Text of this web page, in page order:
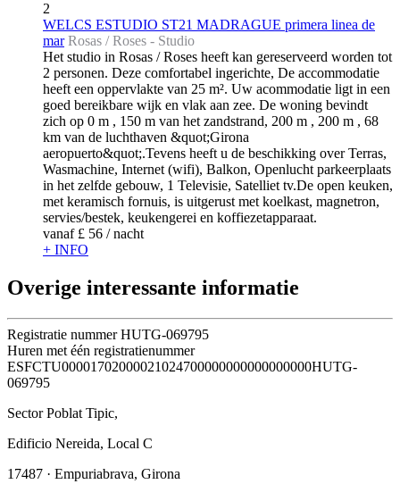
2
WELCS ESTUDIO ST21 MADRAGUE primera linea de
mar Rosas / Roses - Studio
Het studio in Rosas / Roses heeft kan gereserveerd worden tot
2 personen. Deze comfortabel ingerichte, De accommodatie
heeft een oppervlakte van 25 m². Uw acommodatie ligt in een
goed bereikbare wijk en vlak aan zee. De woning bevindt
zich op 0 m , 150 m van het zandstrand, 200 m , 200 m , 68
km van de luchthaven &quot;Girona
aeropuerto&quot;.Tevens heeft u de beschikking over Terras,
Wasmachine, Internet (wifi), Balkon, Openlucht parkeerplaats
in het zelfde gebouw, 1 Televisie, Satelliet tv.De open keuken,
met keramisch fornuis, is uitgerust met koelkast, magnetron,
servies/bestek, keukengerei en koffiezetapparaat.
vanaf £ 56 / nacht
+ INFO
Overige interessante informatie
Registratie nummer HUTG-069795
Huren met één registratienummer
ESFCTU00001702000021024700000000000000000HUTG-
069795
Sector Poblat Tipic,
Edificio Nereida, Local C
17487 · Empuriabrava, Girona